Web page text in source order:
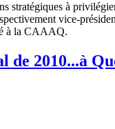
stratégiques à
vice-
à la CAAAQ.
2010...à